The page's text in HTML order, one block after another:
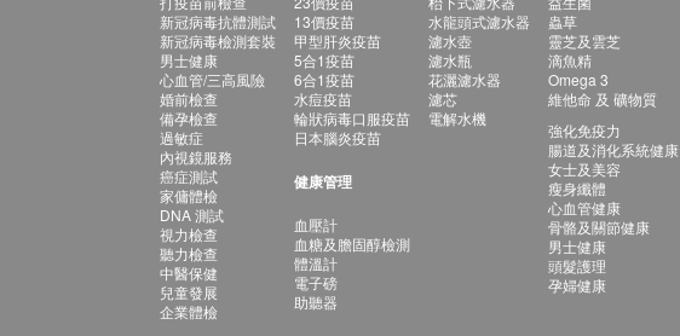
新冠病毒抗體測試
新冠病毒檢測套裝
男士健康
心血管/三高風險
婚前檢查
備孕檢查
過敏症
內視鏡服務
癌症測試
家傭體檢
DNA 測試
視力檢查
聽力檢查
中醫保健
兒童發展
企業體檢
13價疫苗
甲型肝炎疫苗
5合1疫苗
6合1疫苗
水痘疫苗
輪狀病毒口服疫苗
日本腦炎疫苗
健康管理
血壓計
血糖及膽固醇檢測
體溫計
電子磅
助聽器
水龍頭式濾水器
濾水壺
濾水瓶
花灑濾水器
濾芯
電解水機
蟲草
靈芝及雲芝
滴魚精
Omega 3
維他命 及 礦物質
強化免疫力
腸道及消化系統健康
女士及美容
瘦身纖體
心血管健康
骨骼及關節健康
男士健康
頭髮護理
孕婦健康